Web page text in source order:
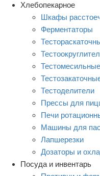
Хлебопекарное
Шкафы
Ферментаторы
Тестоделители
Прессы для
Печи
Машины для
Лапшерезки
Дозаторы и
Посуда и инвентарь